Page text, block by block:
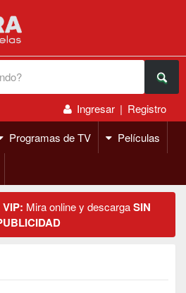
Ingresar | Registro
Programas de TV Películas
Mira online y descargaSIN